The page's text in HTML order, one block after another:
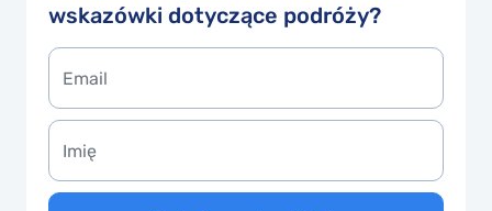
wskazówki dotyczące podróży?